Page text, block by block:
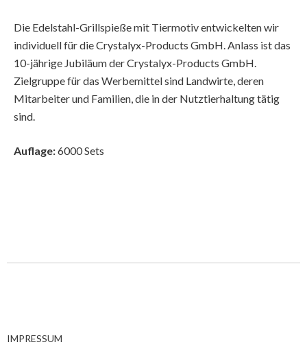
Die Edelstahl-Grillspieße mit Tiermotiv entwickelten wir
individuell für die Crystalyx-Products GmbH. Anlass ist das
10-jährige Jubiläum der Crystalyx-Products GmbH.
Zielgruppe für das Werbemittel sind Landwirte, deren
Mitarbeiter und Familien, die in der Nutztierhaltung tätig
sind.
Auflage:6000 Sets
IMPRESSUM